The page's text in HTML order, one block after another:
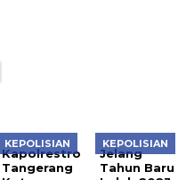
KEPOLISIAN
Kapolrestro
Tangerang
KEPOLISIAN
Jelang
Tahun Baru